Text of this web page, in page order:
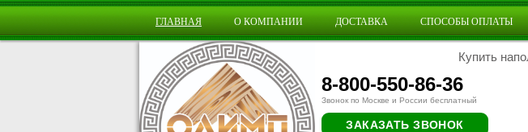
ГЛАВНАЯ О КОМПАНИИ ДОСТАВКА СПОСОБЫ ОПЛАТЫ
Купить
8-800-550-86-36
Звонок по Москве и России бесплатный
ЗАКАЗАТЬ ЗВОНОК